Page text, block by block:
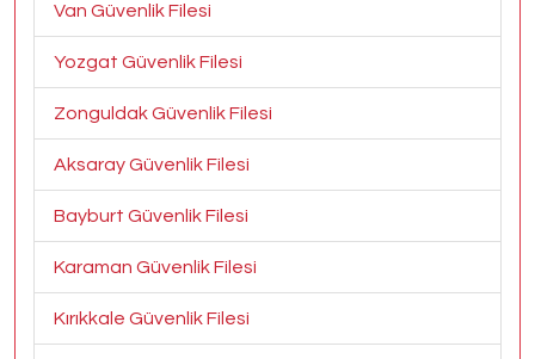
Van Güvenlik Filesi
Yozgat Güvenlik Filesi
Zonguldak Güvenlik Filesi
Aksaray Güvenlik Filesi
Bayburt Güvenlik Filesi
Karaman Güvenlik Filesi
Kırıkkale Güvenlik Filesi